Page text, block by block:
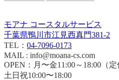
モアナ コースタルサービス
千葉県鴨川市江見西真門381-2
TEL： 04-7096-0173
MAIL : info@moana-cs.com
OPEN：月〜金11:00～18:00（
土日祝10:00〜18:00